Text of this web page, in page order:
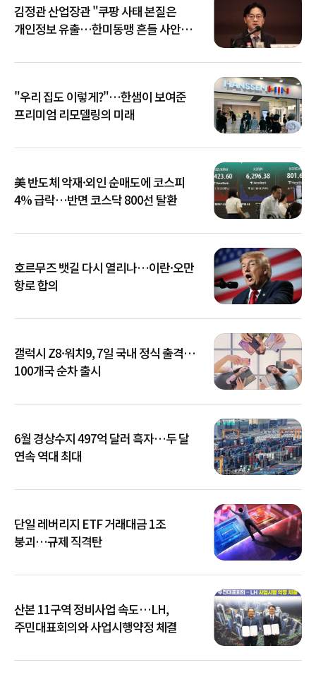
김정관 산업장관 "쿠팡 사태 본질은
개인정보 유출…한미동맹 흔들 사안
"우리 집도 이렇게?"…한샘이 보여준
프리미엄 리모델링의 미래
美 반도체 악재·외인 순매도에 코스피
4% 급락…반면 코스닥 800선 탈환
호르무즈 뱃길 다시 열리나…이란·오만
항로 합의
갤럭시 Z8·워치9, 7일 국내 정식 출격…
100개국 순차 출시
6월 경상수지 497억 달러 흑자…두 달
연속 역대 최대
단일 레버리지 ETF 거래대금 1조
붕괴…규제 직격탄
산본 11구역 정비사업 속도…LH,
주민대표회의와 사업시행약정 체결